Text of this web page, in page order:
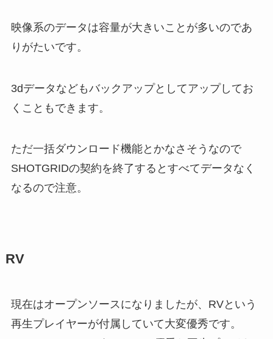
映像系のデータは容量が大きいことが多いのであ
りがたいです。
3dデータなどもバックアップとしてアップしてお
くこともできます。
ただ一括ダウンロード機能とかなさそうなので
SHOTGRIDの契約を終了するとすべてデータなく
なるので注意。
RV
現在はオープンソースになりましたが、RVという
再生プレイヤーが付属していて大変優秀です。